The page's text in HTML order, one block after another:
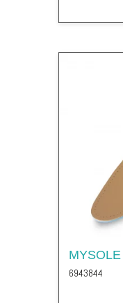
6943844